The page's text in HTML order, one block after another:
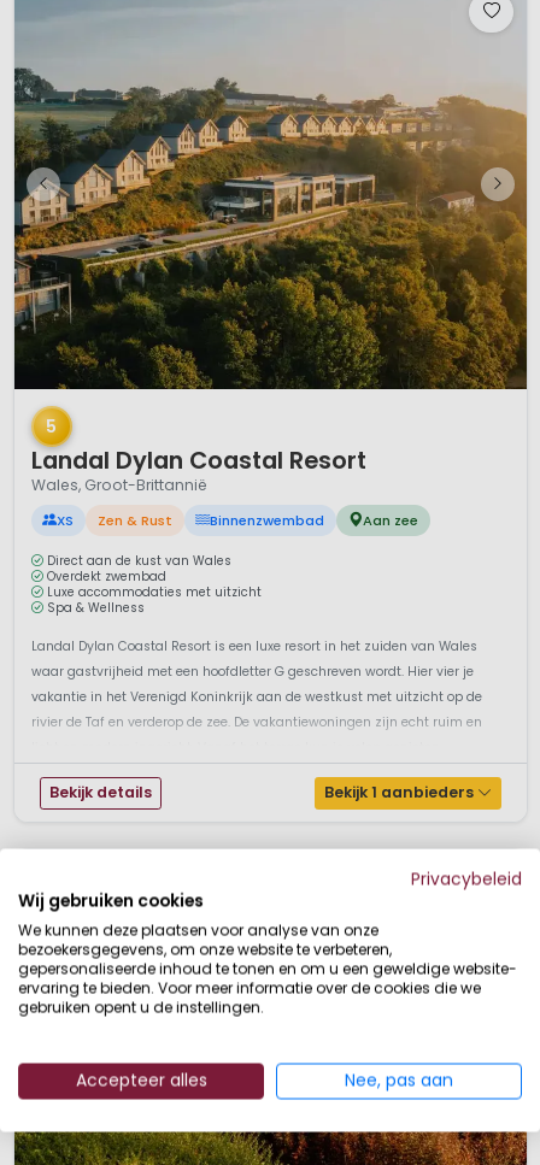
1 / 12
5
Landal Dylan Coastal Resort
Wales, Groot-Brittannië
XS Zen & Rust Binnenzwembad Aan zee
Direct aan de kust van Wales
Overdekt zwembad
Luxe accommodaties met uitzicht
Spa & Wellness
Landal Dylan Coastal Resort is een luxe resort in het zuiden van Wales
waar gastvrijheid met een hoofdletter G geschreven wordt. Hier vier je
vakantie in het Verenigd Koninkrijk aan de westkust met uitzicht op de
rivier de Taf en verderop de zee. De vakantiewoningen zijn echt ruim en
Bekijk details Bekijk 1 aanbieders
Privacybeleid
Wij gebruiken cookies
We kunnen deze plaatsen voor analyse van onze
bezoekersgegevens, om onze website te verbeteren,
gepersonaliseerde inhoud te tonen en om u een geweldige website-
ervaring te bieden. Voor meer informatie over de cookies die we
gebruiken opent u de instellingen.
Accepteer alles Nee, pas aan